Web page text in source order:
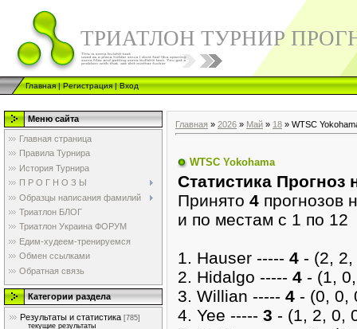
ТРИАТЛОН ТУРНИР
Главная|Регистрация|Вход
Меню сайта
Главная страница
Правила Турнира
История Турнира
П Р О Г Н О З Ы
Образцы написания фамилий
Триатлон БЛОГ
Триатлон Украина ФОРУМ
Едим-худеем-тренируемся
Обмен ссылками
Обратная связь
Категории раздела
Результаты и статистика [785]
текущие результаты
Главная » 2026 » Май » 18 » WTSC
WTSC Yokohama
Cтатистика
Принято4 прогнозов
и по местам с 1 по 12
1. Hauser ----- 4 - (2,
2. Hidalgo ----- 4 - (1,
3. Willian ----- 4 - (0, 0,
4. Yee ----- 3 - (1, 2, 0,